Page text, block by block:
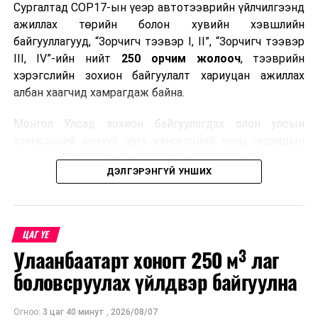
Сургалтад COP17-ын үеэр автотээврийн үйлчилгээнд
ажиллах төрийн болон хувийн хэвшлийн
байгууллагууд, “Зорчигч тээвэр I, II”, “Зорчигч тээвэр
III, IV”-ийн нийт 250 орчим жолооч, тээврийн
хэрэгслийн зохион байгуулалт хариуцан ажиллах
албан хаагчид хамрагдаж байна.
Монгол Улсад зохион байгуулагдах олон улсын
зочид, төлөөлөгчдөд аюулгүй, шуурхай, соёлтой,
мэргэжлийн түвшинд тээврийн үйлчилгээ үзүүлэх
зохион байгуулалтын онцлог, зочид, төлөөлөгчдийн
ангилал, үйлчилгээний стандарт, жолооч нарын үүрэг
хариуцлага, сахилга бат, үйлчилгээний соёл, ёс зүй,
мэргэжлийн харилцааны талаар нэгдсэн мэдээлэл
өгчээ.
ДЭЛГЭРЭНГҮЙ УНШИХ
ЦАГ ҮЕ
Улаанбаатарт хоногт 250 м³ лаг
боловсруулах үйлдвэр байгуулна
Огноо: 3 цаг 40 минут , 2026/08/07